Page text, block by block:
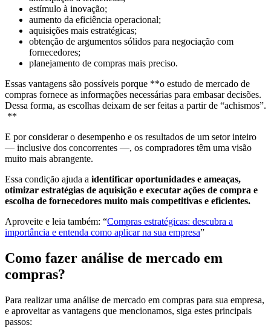
estímulo à inovação;
aumento da eficiência operacional;
aquisições mais estratégicas;
obtenção de argumentos sólidos para negociação com
fornecedores;
planejamento de compras mais preciso.
Essas vantagens são possíveis porque **o estudo de mercado de
compras fornece as informações necessárias para embasar decisões.
Dessa forma, as escolhas deixam de ser feitas a partir de “achismos”.
**
E por considerar o desempenho e os resultados de um setor inteiro
— inclusive dos concorrentes —, os compradores têm uma visão
muito mais abrangente.
Essa condição ajuda a identificar oportunidades e ameaças,
otimizar estratégias de aquisição e executar ações de compra e
escolha de fornecedores muito mais competitivas e eficientes.
Aproveite e leia também: “Compras estratégicas: descubra a
importância e entenda como aplicar na sua empresa”
Como fazer análise de mercado em
compras?
Para realizar uma análise de mercado em compras para sua empresa,
e aproveitar as vantagens que mencionamos, siga estes principais
passos: